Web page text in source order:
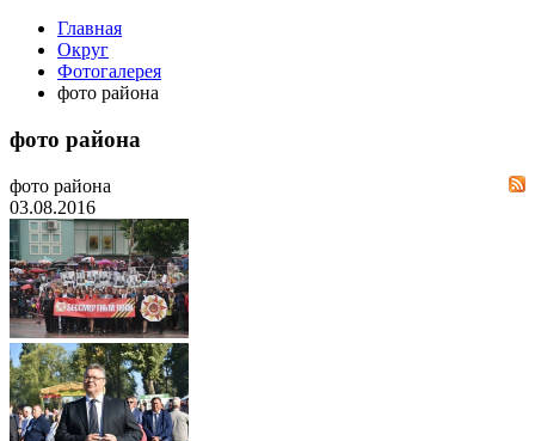
Главная
Округ
Фотогалерея
фото района
фото района
фото района
03.08.2016